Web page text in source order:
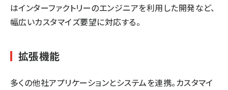
はインターファクトリーのエンジニアを利用した開発など、
幅広いカスタマイズ要望に対応する。
拡張機能
多くの他社アプリケーションとシステムを連携。カスタマイ